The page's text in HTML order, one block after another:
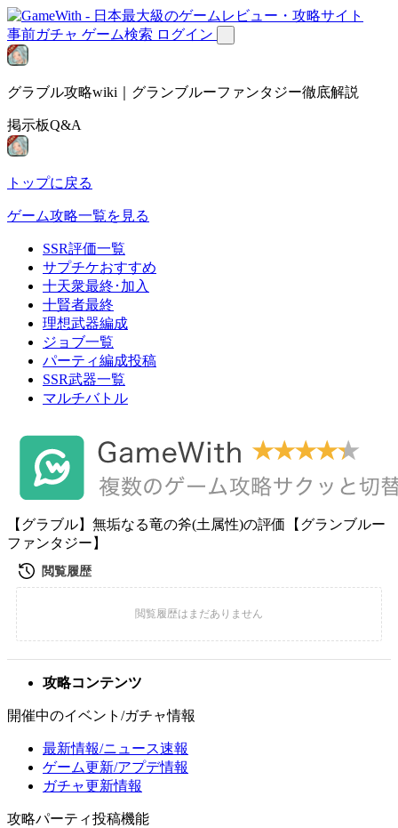
事前ガチャ ゲーム検索 ログイン
グラブル攻略wiki｜グランブルーファンタジー徹底解説
掲示板Q&A
トップに戻る
ゲーム攻略一覧を見る
SSR評価一覧
サプチケおすすめ
十天衆最終･加入
十賢者最終
理想武器編成
ジョブ一覧
パーティ編成投稿
SSR武器一覧
マルチバトル
【グラブル】無垢なる竜の斧(土属性)の評価【グランブルー
ファンタジー】
攻略コンテンツ
開催中のイベント/ガチャ情報
最新情報/ニュース速報
ゲーム更新/アプデ情報
ガチャ更新情報
攻略パーティ投稿機能